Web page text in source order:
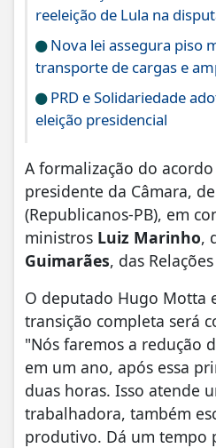
reeleição de Lula na
Nova lei assegura piso
transporte de cargas e
PRD e Solidariedade
eleição presidencial
A formalização do
presidente da Câmara,
(Republicanos-PB), em
ministros Luiz Marinho,
Guimarães, das
O deputado Hugo Motta
transição completa será
"Nós faremos a redução
em um ano, após essa
duas horas. Isso atende
trabalhadora, também
produtivo. Dá um tempo